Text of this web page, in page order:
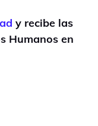
y recibe las
Humanos en